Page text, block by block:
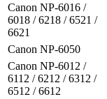
Canon NP-6016 /
6018 / 6218 / 6521 /
6621
Canon NP-6050
Canon NP-6012 /
6112 / 6212 / 6312 /
6512 / 6612